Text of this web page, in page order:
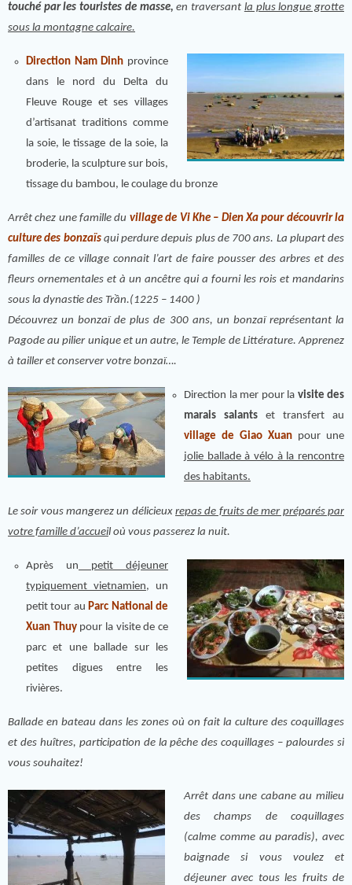
touché par les touristes de masse, en traversant la plus longue grotte
sous la montagne calcaire.
Direction Nam Dinh province
dans le nord du Delta du
Fleuve Rouge et ses villages
d’artisanat traditions comme
la soie, le tissage de la soie, la
broderie, la sculpture sur bois,
tissage du bambou, le coulage du bronze
Arrêt chez une famille du village de Vi Khe – Dien Xa pour découvrir la
culture des bonzaïs qui perdure depuis plus de 700 ans. La plupart des
familles de ce village connait l’art de faire pousser des arbres et des
fleurs ornementales et à un ancêtre qui a fourni les rois et mandarins
sous la dynastie des Trần.(1225 – 1400 )
Découvrez un bonzaï de plus de 300 ans, un bonzaï représentant la
Pagode au pilier unique et un autre, le Temple de Littérature. Apprenez
à tailler et conserver votre bonzaï….
Direction la mer pour la visite des
marais salants et transfert au
village de Giao Xuan pour une
jolie ballade à vélo à la rencontre
des habitants.
Le soir vous mangerez un délicieux repas de fruits de mer préparés par
votre famille d’accueil où vous passerez la nuit.
Après un petit déjeuner
typiquement vietnamien, un
petit tour auParc National de
Xuan Thuypour la visite de ce
parc et une ballade sur les
petites digues entre les
rivières.
Ballade en bateau dans les zones où on fait la culture des coquillages
et des huîtres, participation de la pêche des coquillages – palourdes si
vous souhaitez!
Arrêt dans une cabane au milieu
des champs de coquillages
(calme comme au paradis), avec
baignade si vous voulez et
déjeuner avec tous les fruits de